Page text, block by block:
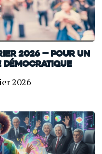
2026 — Pour un
démocratique
2026